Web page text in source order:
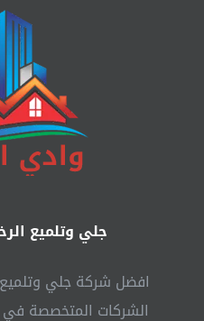
جلي وتلميع
افضل شركة جلي وتلميع
الشركات المتخصصة في